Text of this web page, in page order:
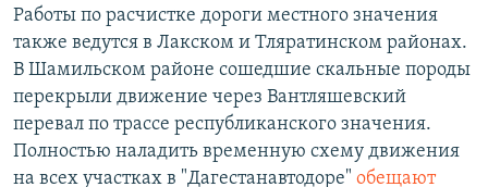
Работы по расчистке дороги местного значения
также ведутся в Лакском и Тляратинском районах.
В Шамильском районе сошедшие скальные породы
перекрыли движение через Вантляшевский
перевал по трассе республиканского значения.
Полностью наладить временную схему движения
на всех участках в "Дагестанавтодоре" обещают